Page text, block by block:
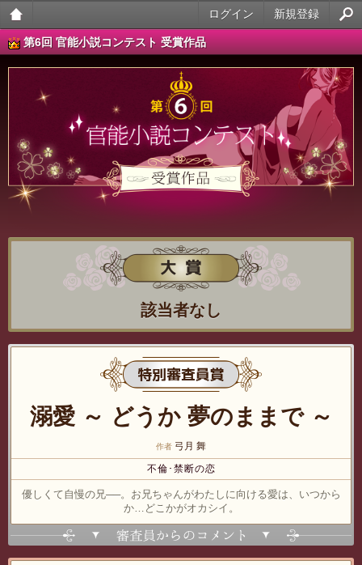
大人
のケ
能小
説
新規登録
ログイン
第6回 官能小説コンテスト 受賞作品
大賞
該当者なし
特別審査員賞
溺愛 ～ どうか 夢のままで ～
作者 弓月 舞
不倫･禁断の恋
優しくて自慢の兄──。お兄ちゃんがわたしに向ける愛は、いつから
か…どこかがオカシイ。
表示する